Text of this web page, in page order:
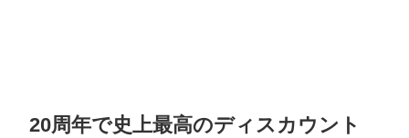
20周年で史上最高のディスカウント